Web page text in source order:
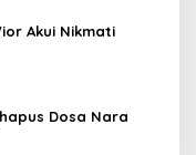
Akui Nikmati
Dosa Nara